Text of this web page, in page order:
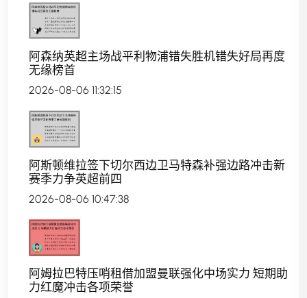
阿森纳英超主场战平利物浦错失胜机错失好局再度
无缘榜首
2026-08-06 11:32:15
阿斯顿维拉签下切尔西边卫马特森补强边路冲击新
赛季力争英超前四
2026-08-06 10:47:38
阿姆拉巴特压哨租借加盟曼联强化中场实力 短期助
力红魔冲击各项荣誉